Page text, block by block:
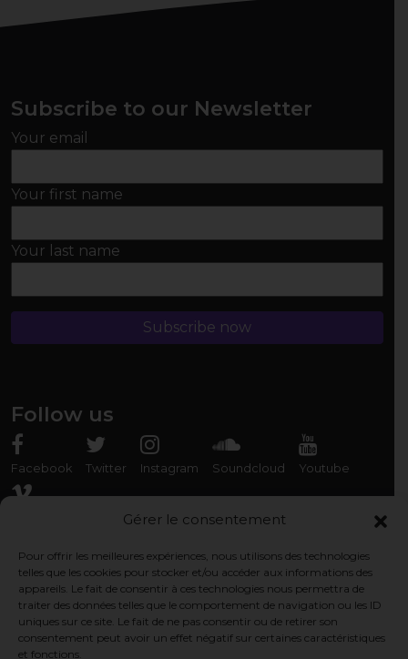
Gérer le consentement
Pour offrir les meilleures expériences, nous utilisons des technologies
telles que les cookies pour stocker et/ou accéder aux informations des
appareils. Le fait de consentir à ces technologies nous permettra de
traiter des données telles que le comportement de navigation ou les ID
uniques sur ce site. Le fait de ne pas consentir ou de retirer son
consentement peut avoir un effet négatif sur certaines caractéristiques
et fonctions.
Subscribe to our Newsletter
Your email
Your first name
Your last name
Follow us
Facebook Twitter Instagram Soundcloud Youtube
Rencontrez-nous
Association Organ'Phantom
9 rue des Capérans, 33000 Bordeaux, France